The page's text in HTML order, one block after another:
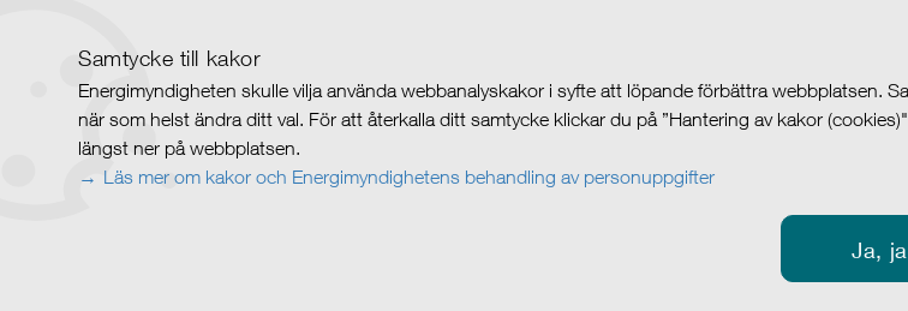
Samtycke till kakor
Energimyndigheten skulle vilja använda webbanalyskakor i syfte att löpande förbättra webbplatsen.
när som helst ändra ditt val. För att återkalla ditt samtycke klickar du på ”Hantering av kakor
längst ner på webbplatsen.
Läs mer om kakor och Energimyndighetens behandling av personuppgifter
Ja,